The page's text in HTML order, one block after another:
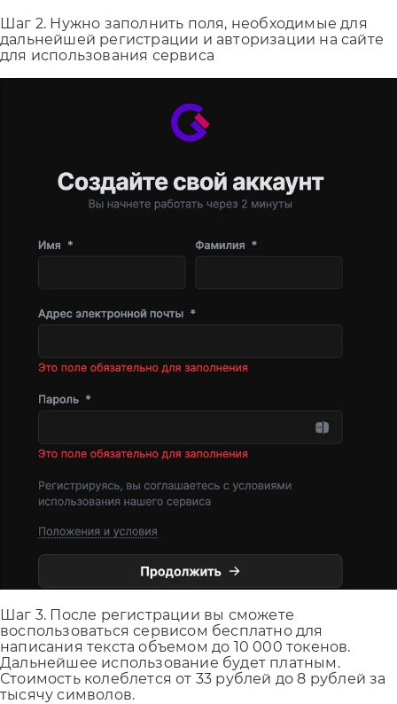
Шаг 2. Нужно заполнить поля, необходимые для
дальнейшей регистрации и авторизации на сайте
для использования сервиса
Шаг 3. После регистрации вы сможете
воспользоваться сервисом бесплатно для
написания текста объемом до 10 000 токенов.
Дальнейшее использование будет платным.
Стоимость колеблется от 33 рублей до 8 рублей за
тысячу символов.